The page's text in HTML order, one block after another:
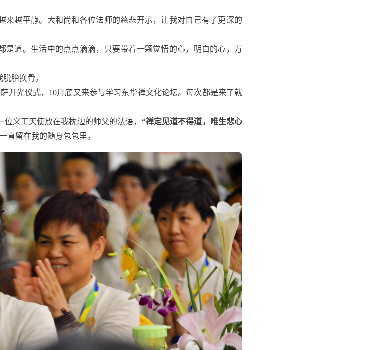
来越平静。大和尚和各位法师的慈悲开示，让我对自己有了更深的
是道。生活中的点点滴滴，只要带着一颗觉悟的心，明白的心，万
胎换骨。
开光仪式，10月底又来参与学习东华禅文化论坛。每次都是来了就
义工天使放在我枕边的师父的法语， “禅定见道不得道，唯生悲心
直留在我的随身包包里。